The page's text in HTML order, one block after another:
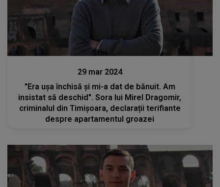
Stiri
29 mar 2024
"Era uşa închisă şi mi-a dat de bănuit. Am
insistat să deschid". Sora lui Mirel Dragomir,
criminalul din Timișoara, declarații terifiante
despre apartamentul groazei